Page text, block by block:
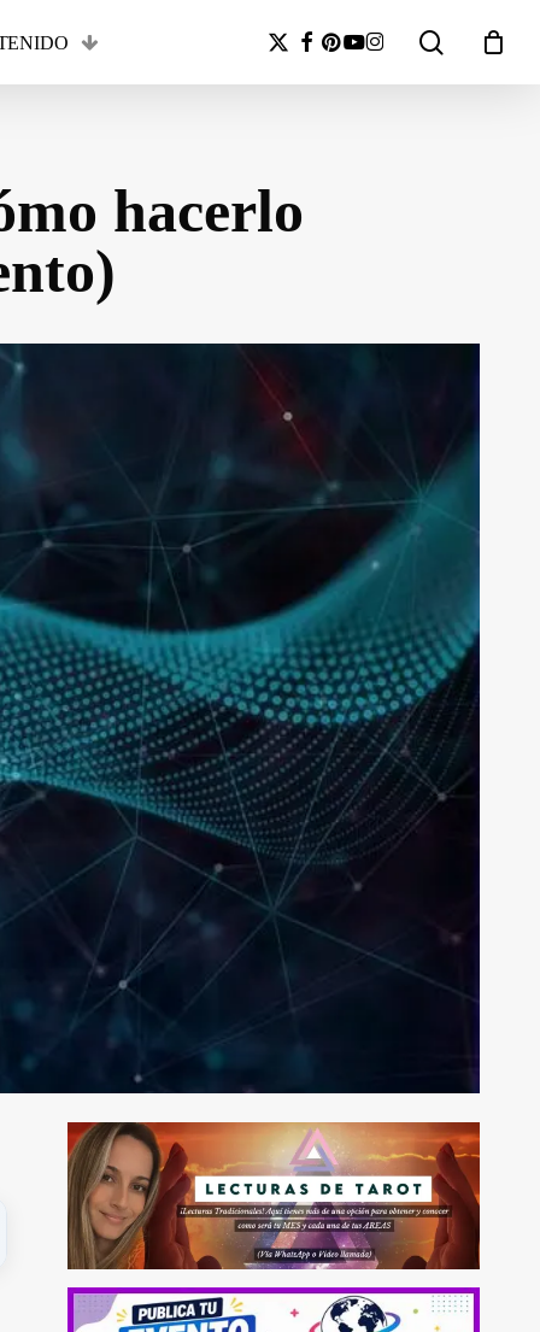
search
x-
twitter
facebook
pinterest
youtube
instagram
Close
hacerlo